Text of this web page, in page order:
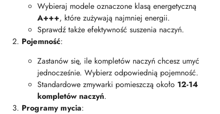
Wybieraj modele oznaczone klasą energetyczną
A+++, które zużywają najmniej energii.
Sprawdź także efektywność suszenia naczyń.
Pojemność:
Zastanów się, ile kompletów naczyń chcesz umyć
jednocześnie. Wybierz odpowiednią pojemność.
Standardowe zmywarki pomieszczą około 12-14
kompletów naczyń.
Programy mycia: